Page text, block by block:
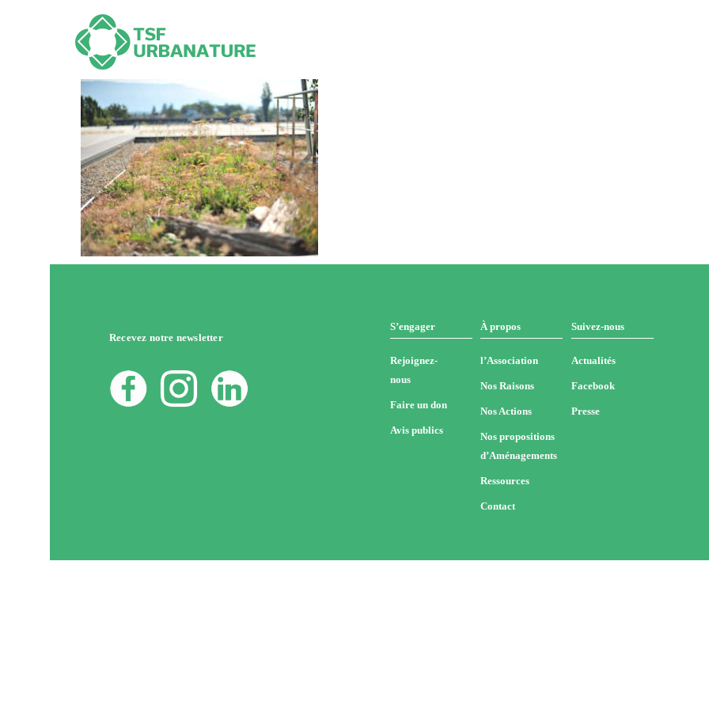
Recevez notre newsletter
S’engager
Rejoignez-
nous
Faire un don
Avis publics
À propos
l’Association
Nos Raisons
Nos Actions
Nos propositions
d’Aménagements
Ressources
Contact
Suivez-nous
Actualités
Facebook
Presse